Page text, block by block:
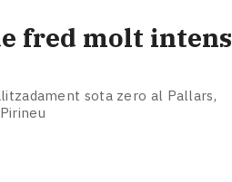
fred molt intens
sota zero al Pallars,